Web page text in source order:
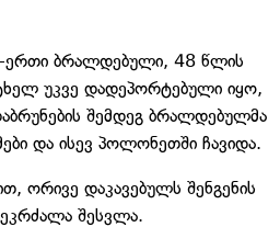
ერთი ბრალდებული, 48 წლის
უკვე დადეპორტებული იყო,
შემდეგ ბრალდებულმა
და ისევ პოლონეთში ჩავიდა.
ორივე დაკავებულს შენგენის
შესვლა.